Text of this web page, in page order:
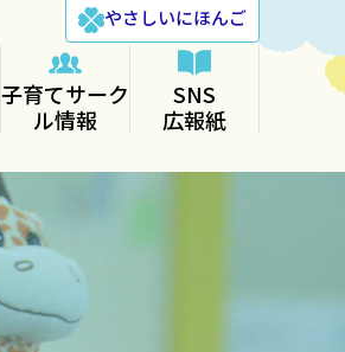
やさしいにほんご
子育てサーク
ル情報
SNS
広報紙